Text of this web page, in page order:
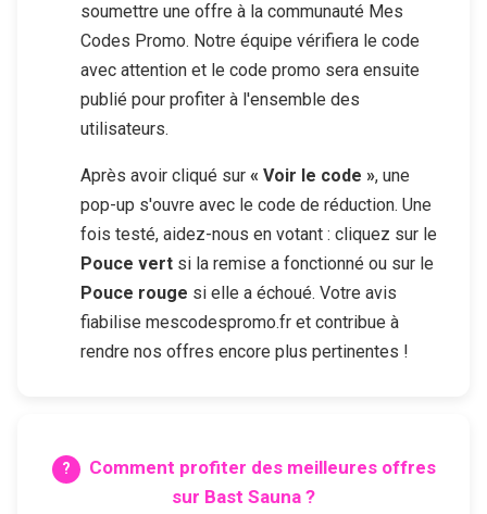
soumettre une offre à la communauté Mes
Codes Promo. Notre équipe vérifiera le code
avec attention et le code promo sera ensuite
publié pour profiter à l'ensemble des
utilisateurs.
Après avoir cliqué sur « Voir le code », une
pop-up s'ouvre avec le code de réduction. Une
fois testé, aidez-nous en votant : cliquez sur le
Pouce vert si la remise a fonctionné ou sur le
Pouce rouge si elle a échoué. Votre avis
fiabilise mescodespromo.fr et contribue à
rendre nos offres encore plus pertinentes !
Comment profiter des meilleures offres
sur Bast Sauna ?